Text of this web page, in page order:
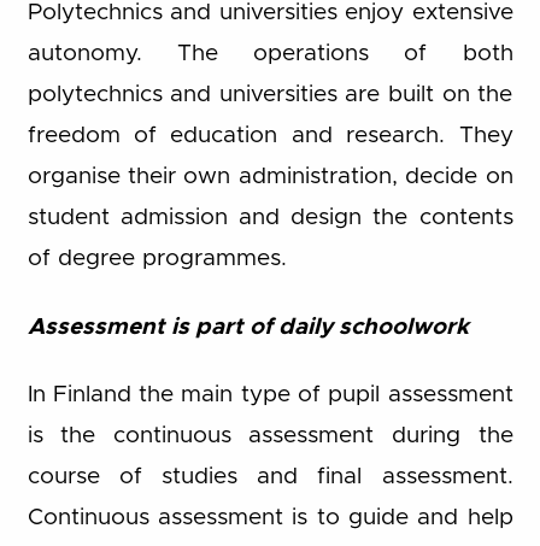
Polytechnics and universities enjoy extensive
autonomy. The operations of both
polytechnics and universities are built on the
freedom of education and research. They
organise their own administration, decide on
student admission and design the contents
of degree programmes.
Assessment is part of daily schoolwork
In Finland the main type of pupil assessment
is the continuous assessment during the
course of studies and final assessment.
Continuous assessment is to guide and help